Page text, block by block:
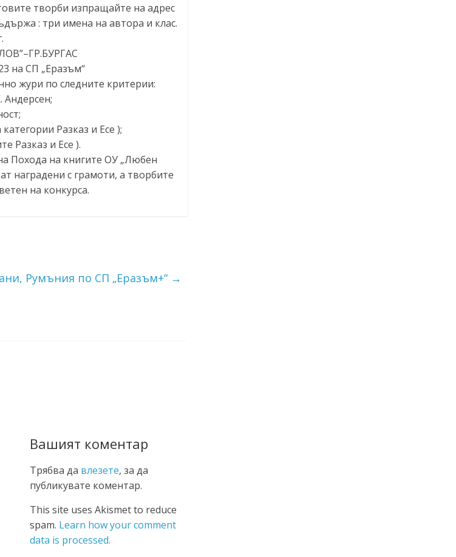
творби изпращайте на адрес
: три имена на автора и клас.
на СП „Еразъм“
жури по следните критерии:
Андерсен;
Разказ и Есе );
Разказ и Есе ).
Похода на книгите ОУ „Любен
наградени с грамоти, а творбите
на конкурса.
Румъния по СП „Еразъм+“ →
Вашият коментар
Трябва да влезете, за да
публикувате коментар.
This site uses Akismet to reduce
spam. Learn how your comment
data is processed.